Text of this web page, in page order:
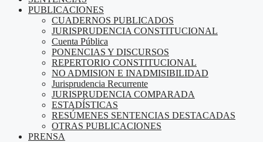
PUBLICACIONES
CUADERNOS PUBLICADOS
JURISPRUDENCIA CONSTITUCIONAL
Cuenta Pública
PONENCIAS Y DISCURSOS
REPERTORIO CONSTITUCIONAL
NO ADMISION E INADMISIBILIDAD
Jurisprudencia Recurrente
JURISPRUDENCIA COMPARADA
ESTADÍSTICAS
RESÚMENES SENTENCIAS DESTACADAS
OTRAS PUBLICACIONES
PRENSA